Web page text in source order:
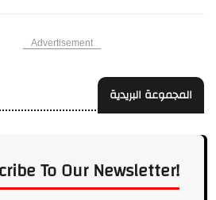
Advertisement
المجموعة البريدية
To Our Newsletter!